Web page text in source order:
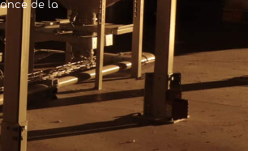
de la